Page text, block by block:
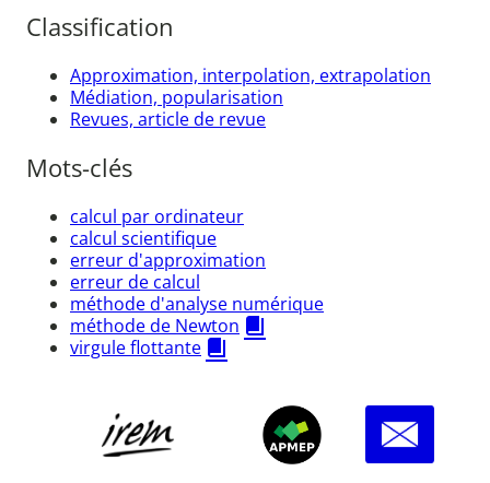
Classification
Approximation, interpolation, extrapolation
Médiation, popularisation
Revues, article de revue
Mots-clés
calcul par ordinateur
calcul scientifique
erreur d'approximation
erreur de calcul
méthode d'analyse numérique
méthode de Newton
virgule flottante